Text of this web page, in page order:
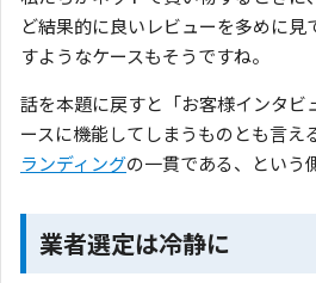
ど結果的に良いレビューを多めに
すようなケースもそうですね。
話を本題に戻すと「お客様インタビ
ースに機能してしまうものとも言え
ランディングの一貫である、という
業者選定は冷静に